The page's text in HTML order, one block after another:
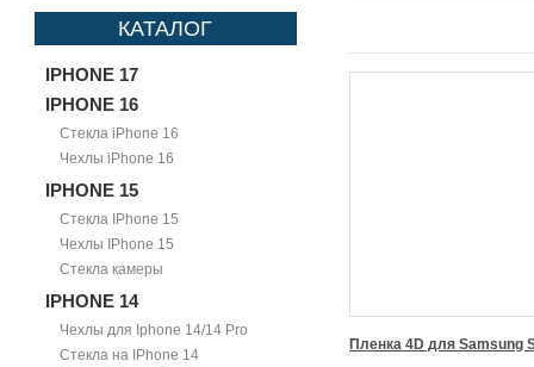
КАТАЛОГ
IPHONE 17
IPHONE 16
Стекла iPhone 16
Чехлы iPhone 16
IPHONE 15
Стекла IPhone 15
Чехлы IPhone 15
Стекла камеры
IPHONE 14
Чехлы для Iphone 14/14 Pro
Стекла на IPhone 14
Пленка 4D для Samsung